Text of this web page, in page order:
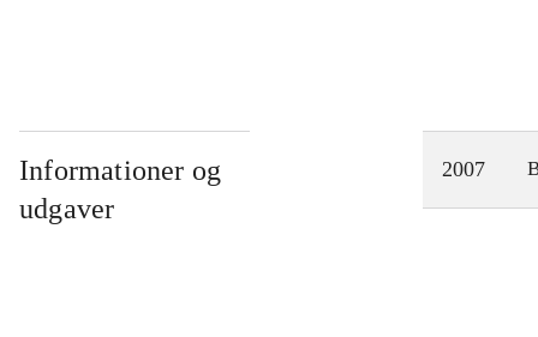
Informationer og
udgaver
2007